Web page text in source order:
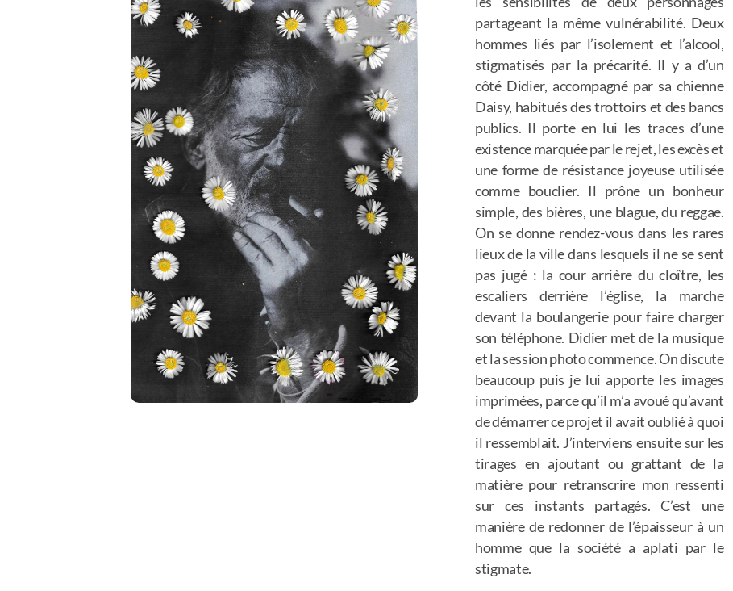
partageant la même vulnérabilité. Deux
hommes liés par l’isolement et l’alcool,
stigmatisés par la précarité. Il y a d’un
côté Didier, accompagné par sa chienne
Daisy, habitués des trottoirs et des bancs
publics. Il porte en lui les traces d’une
existence marquée par le rejet, les excès et
une forme de résistance joyeuse utilisée
comme bouclier. Il prône un bonheur
simple, des bières, une blague, du reggae.
On se donne rendez-vous dans les rares
lieux de la ville dans lesquels il ne se sent
pas jugé : la cour arrière du cloître, les
escaliers derrière l’église, la marche
devant la boulangerie pour faire charger
son téléphone. Didier met de la musique
et la session photo commence. On discute
beaucoup puis je lui apporte les images
imprimées, parce qu’il m’a avoué qu’avant
de démarrer ce projet il avait oublié à quoi
il ressemblait. J’interviens ensuite sur les
tirages en ajoutant ou grattant de la
matière pour retranscrire mon ressenti
sur ces instants partagés. C’est une
manière de redonner de l’épaisseur à un
homme que la société a aplati par le
stigmate.